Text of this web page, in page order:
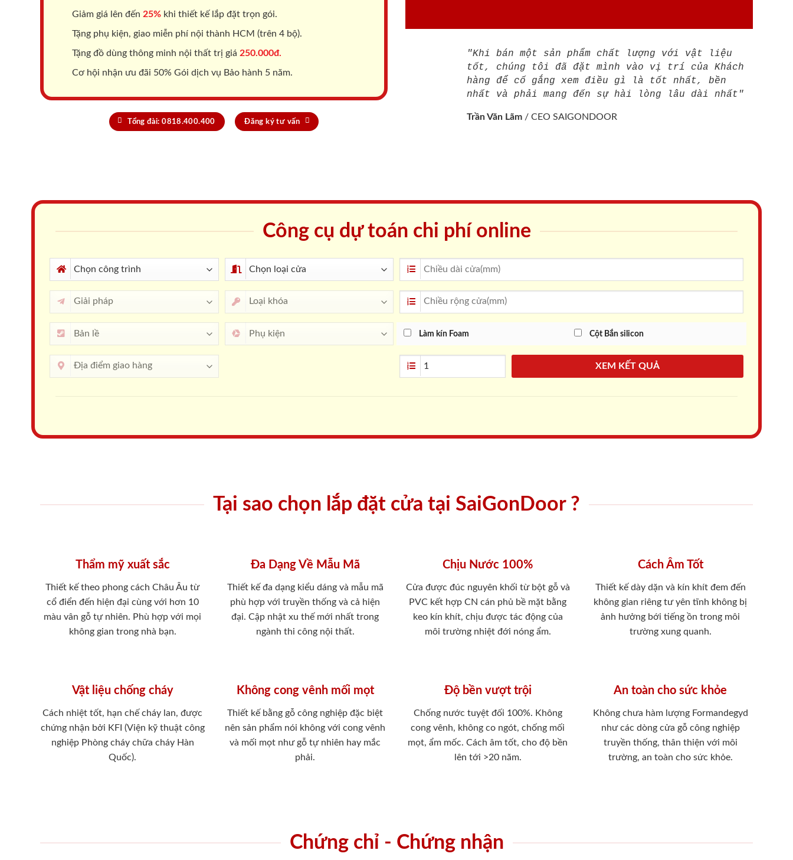
Giảm giá lên đến 25% khi thiết kế lắp đặt trọn gói.
Tặng phụ kiện, giao miễn phí nội thành HCM (trên 4 bộ).
Tặng đồ dùng thông minh nội thất trị giá 250.000đ.
Cơ hội nhận ưu đãi 50% Gói dịch vụ Bảo hành 5 năm.
Tổng đài: 0818.400.400 Đăng ký tư vấn
"Khi bán một sản phẩm chất lượng với vật liệu
tốt, chúng tôi đã đặt mình vào vị trí của Khách
hàng để cố gắng xem điều gì là tốt nhất, bền
nhất và phải mang đến sự hài lòng lâu dài nhất"
Trần Văn Lãm / CEO SAIGONDOOR
Công cụ dự toán chi phí online
Làm kín Foam Cột Bắn silicon
XEM KẾT QUẢ
Tại sao chọn lắp đặt cửa tại SaiGonDoor ?
Thẩm mỹ xuất sắc
Thiết kế theo phong cách Châu Âu từ
cổ điển đến hiện đại cùng với hơn 10
màu vân gỗ tự nhiên. Phù hợp với mọi
không gian trong nhà bạn.
Đa Dạng Về Mẫu Mã
Thiết kế đa dạng kiểu dáng và mẫu mã
phù hợp với truyền thống và cả hiện
đại. Cập nhật xu thế mới nhất trong
ngành thi công nội thất.
Chịu Nước 100%
Cửa được đúc nguyên khối từ bột gỗ và
PVC kết hợp CN cán phủ bề mặt bằng
keo kín khít, chịu được tác động của
môi trường nhiệt đới nóng ẩm.
Cách Âm Tốt
Thiết kế dày dặn và kín khít đem đến
không gian riêng tư yên tĩnh không bị
ảnh hưởng bới tiếng ồn trong môi
trường xung quanh.
Vật liệu chống cháy
Cách nhiệt tốt, hạn chế cháy lan, được
chứng nhận bởi KFI (Viện kỹ thuật công
nghiệp Phòng cháy chữa cháy Hàn
Quốc).
Không cong vênh mối mọt
Thiết kế bằng gỗ công nghiệp đặc biệt
nên sản phẩm nói không với cong vênh
và mối mọt như gỗ tự nhiên hay mắc
phải.
Độ bền vượt trội
Chống nước tuyệt đối 100%. Không
cong vênh, không co ngót, chống mối
mọt, ẩm mốc. Cách âm tốt, cho độ bền
lên tới >20 năm.
An toàn cho sức khỏe
Không chưa hàm lượng Formandegyd
như các dòng cửa gỗ công nghiệp
truyền thống, thân thiện với môi
trường, an toàn cho sức khỏe.
Chứng chỉ - Chứng nhận